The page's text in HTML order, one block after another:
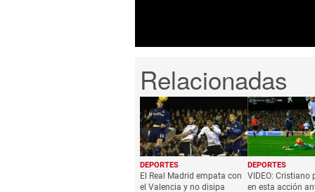
DEPORTES
El Real Madrid empata con
el Valencia y no disipa
DEPORTES
VIDEO: Cristiano
en esta acción